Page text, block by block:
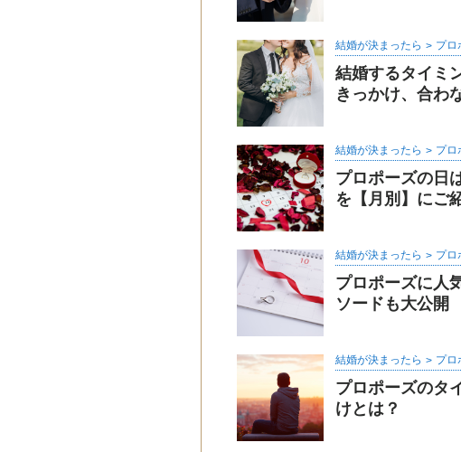
結婚が決まったら プロ
結婚するタイミ
きっかけ、合わ
結婚が決まったら プロ
プロポーズの日
を【月別】にご
結婚が決まったら プロ
プロポーズに人
ソードも大公開
結婚が決まったら プロ
プロポーズのタ
けとは？